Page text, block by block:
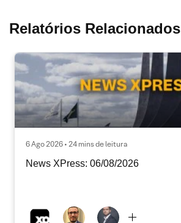
Relatórios Relacionados
6 Ago 2026 • 24 mins de leitura
News XPress: 06/08/2026